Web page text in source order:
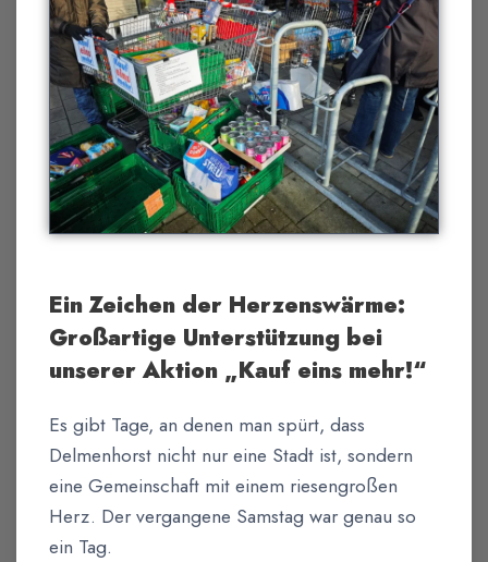
Ein Zeichen der Herzenswärme:
Großartige Unterstützung bei
unserer Aktion „Kauf eins mehr!“
Es gibt Tage, an denen man spürt, dass
Delmenhorst nicht nur eine Stadt ist, sondern
eine Gemeinschaft mit einem riesengroßen
Herz. Der vergangene Samstag war genau so
ein Tag.